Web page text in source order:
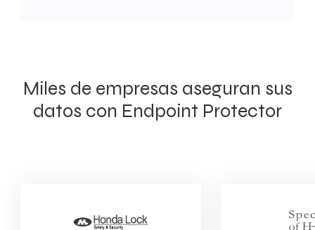
Miles de empresas aseguran sus
datos con Endpoint Protector